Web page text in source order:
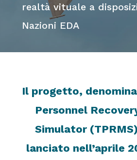
realtà vituale a
Nazioni EDA
Il progetto,
Personnel
Simulator
lanciato nell’aprile